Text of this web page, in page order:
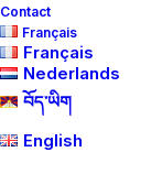
Contact
Français
Français
Nederlands
བོད་ཡིག
English